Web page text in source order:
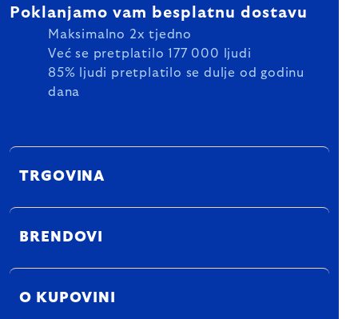
Poklanjamo vam besplatnu dostavu
Maksimalno 2x tjedno
Već se pretplatilo 177 000 ljudi
85% ljudi pretplatilo se dulje od godinu
dana
TRGOVINA
BRENDOVI
O KUPOVINI